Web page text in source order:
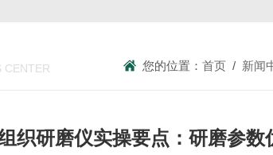
CENTER 您的位置：首页 / 新闻
织研磨仪实操要点：研磨参